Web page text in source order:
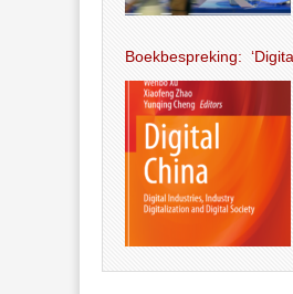
Boekbespreking: